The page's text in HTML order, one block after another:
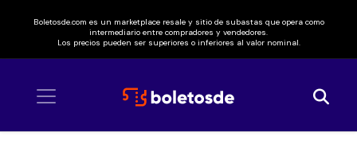
Boletosde.com es un marketplace resale y sitio de subastas que opera como
intermediario entre compradores y vendedores.
Los precios pueden ser superiores o inferiores al valor nominal.